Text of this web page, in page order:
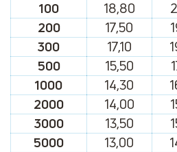
100 18,80
200
17,50
300
17,10
500
15,50
1000
14,30
2000
14,00
3000
13,50
5000
13,00